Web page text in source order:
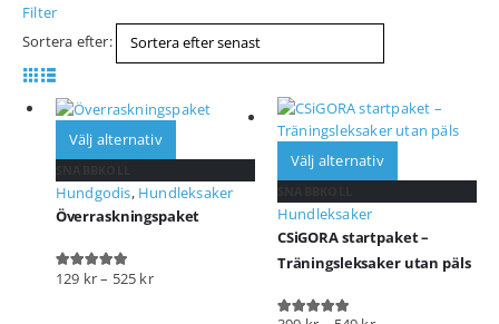
Filter
Sortera efter:
Välj alternativ
Hundgodis, Hundleksaker
Överraskningspaket
4.83 out of 5
129 kr– 525 kr
Välj alternativ
Hundleksaker
CSiGORA startpaket –
Träningsleksaker utan päls